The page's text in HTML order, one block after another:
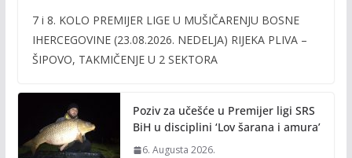
e
b
o
k
itt
er
ai
l
p
y
n
k
7 i 8. KOLO PREMIJER LIGE U MUŠIČARENJU BOSNE
IHERCEGOVINE (23.08.2026. NEDELJA) RIJEKA PLIVA –
ŠIPOVO, TAKMIČENJE U 2 SEKTORA
Poziv za učešće u Premijer ligi SRS
BiH u disciplini ‘Lov šarana i amura’
6. Augusta 2026.